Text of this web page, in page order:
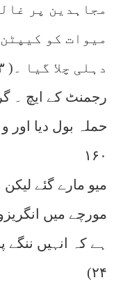
مجاہدین پر
میوات کو
رجمنٹ کے ایچ ۔
حملہ بول دیا
۱۶۰
میو مارے گئے
مورچے میں
ہے کہ انہیں ننگے
۲۴)